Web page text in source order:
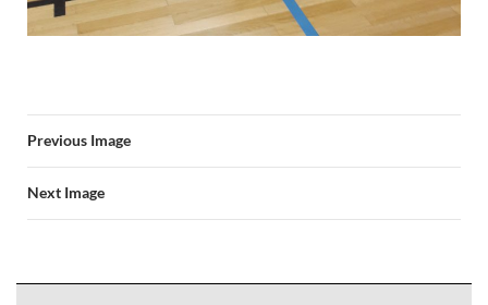
Previous Image
Next Image